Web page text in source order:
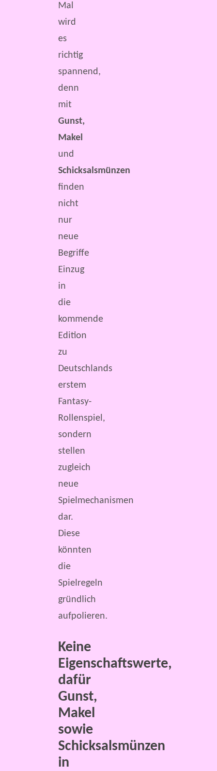
Mal
wird
es
richtig
spannend,
denn
mit
Gunst,
Makel
und
Schicksalsmünzen
finden
nicht
nur
neue
Begriffe
Einzug
in
die
kommende
Edition
zu
Deutschlands
erstem
Fantasy-
Rollenspiel,
sondern
stellen
zugleich
neue
Spielmechanismen
dar.
Diese
könnten
die
Spielregeln
gründlich
aufpolieren.
Keine
Eigenschaftswerte,
dafür
Gunst,
Makel
sowie
Schicksalsmünzen
in